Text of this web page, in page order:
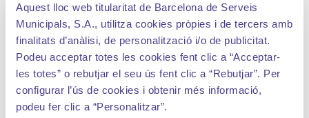
Aquest lloc web titularitat de Barcelona de Serveis
Municipals, S.A., utilitza cookies pròpies i de tercers amb
finalitats d’anàlisi, de personalització i/o de publicitat.
Podeu acceptar totes les cookies fent clic a “Acceptar-
les totes” o rebutjar el seu ús fent clic a “Rebutjar”. Per
configurar l’ús de cookies i obtenir més informació,
podeu fer clic a “Personalitzar”.
descàrrega de Barcelona i de 8 municipis més de
l’àrea metropolitana. Fa poc més d'1 any des del seu
naixement i ja sou
més de 90.000 persones que
utilitzeu l’app per al vostre dia a dia
L’spro, l’appdestinada als professionals de la